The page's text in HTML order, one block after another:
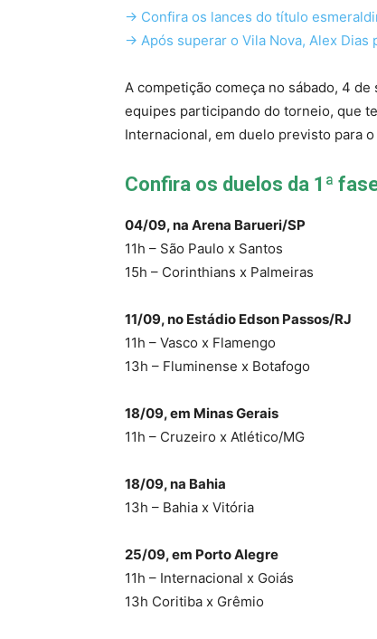
-> Confira os lances do título
-> Após superar o Vila Nova, Alex Dias
A competição começa no sábado, 4
equipes participando do torneio, que
Internacional, em duelo previsto para
Confira os duelos da 1ª
04/09, na Arena Barueri/SP
11h – São Paulo x Santos
15h – Corinthians x Palmeiras
11/09, no Estádio Edson Passos/RJ
11h – Vasco x Flamengo
13h – Fluminense x Botafogo
18/09, em Minas Gerais
11h – Cruzeiro x Atlético/MG
18/09, na Bahia
13h – Bahia x Vitória
25/09, em Porto Alegre
11h – Internacional x Goiás
13h Coritiba x Grêmio